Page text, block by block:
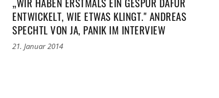
ENTWICKELT, WIE ETWAS KLINGT." ANDREAS
SPECHTL VON JA, PANIK IM INTERVIEW
21. Januar 2014